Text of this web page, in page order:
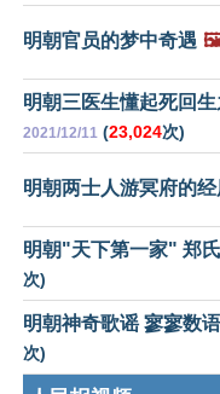
明朝官员的梦中奇遇
明朝三医生懂起死回
2021/12/11 (23,024次)
明朝两士人游冥府的经
明朝"天下第一家" 郑
次)
明朝神奇歌谣 寥寥数
次)